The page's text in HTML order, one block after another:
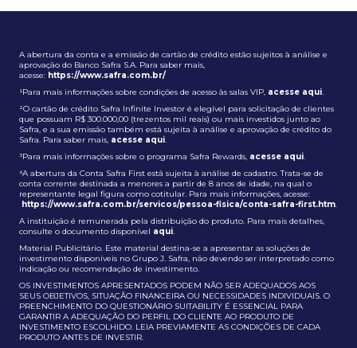
A abertura da conta e a emissão de cartão de crédito estão sujeitos à análise e
aprovação do Banco Safra S.A. Para saber mais,
acesse: https://www.safra.com.br/
¹Para mais informações sobre condições de acesso às salas VIP, acesse aqui.
²O cartão de crédito Safra Infinite Investor é elegível para solicitação de clientes
que possuam R$ 300.000,00 (trezentos mil reais) ou mais investidos junto ao
Safra, e a sua emissão também está sujeita à análise e aprovação de crédito do
Safra. Para saber mais, acesse aqui.
³Para mais informações sobre o programa Safra Rewards, acesse aqui.
⁴A abertura da Conta Safra First está sujeita à análise de cadastro. Trata-se de
conta corrente destinada a menores a partir de 8 anos de idade, na qual o
representante legal figura como cotitular. Para mais informações, acesse:
https://www.safra.com.br/servicos/pessoa-fisica/conta-safra-first.htm.
A instituição é remunerada pela distribuição do produto. Para mais detalhes,
consulte o documento disponível aqui.
Material Publicitário. Este material destina-se a apresentar as soluções de
investimento disponíveis no Grupo J. Safra, não devendo ser interpretado como
indicação ou recomendação de investimento.
OS INVESTIMENTOS APRESENTADOS PODEM NÃO SER ADEQUADOS AOS
SEUS OBJETIVOS, SITUAÇÃO FINANCEIRA OU NECESSIDADES INDIVIDUAIS. O
PREENCHIMENTO DO QUESTIONÁRIO SUITABILITY É ESSENCIAL PARA
GARANTIR A ADEQUAÇÃO DO PERFIL DO CLIENTE AO PRODUTO DE
INVESTIMENTO ESCOLHIDO. LEIA PREVIAMENTE AS CONDIÇÕES DE CADA
PRODUTO ANTES DE INVESTIR.